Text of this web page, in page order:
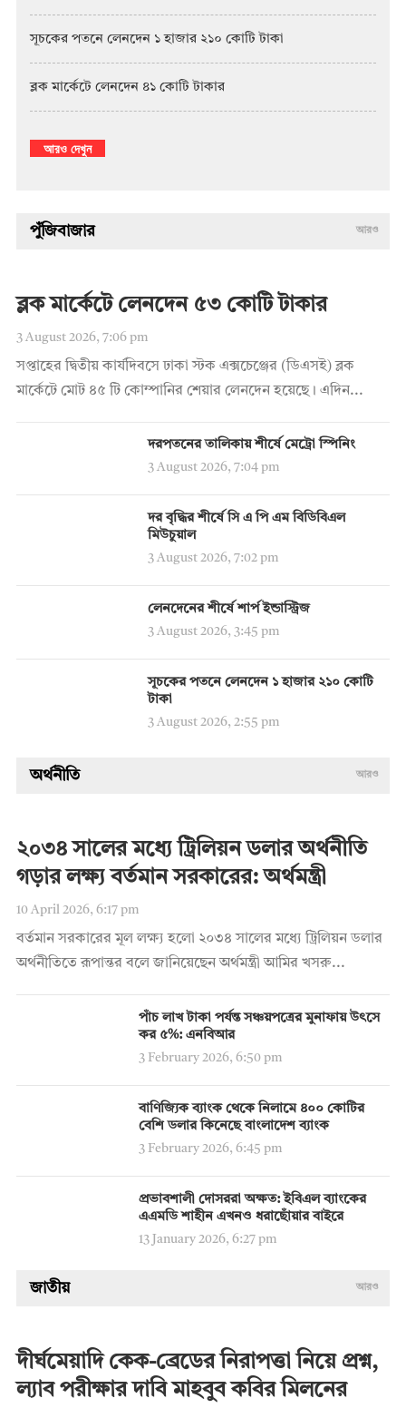
সূচকের পতনে লেনদেন ১ হাজার ২১০ কোটি টাকা
ব্লক মার্কেটে লেনদেন ৪১ কোটি টাকার
আরও দেখুন
পুঁজিবাজার আরও
ব্লক মার্কেটে লেনদেন ৫৩ কোটি টাকার
3 August 2026, 7:06 pm
সপ্তাহের দ্বিতীয় কার্যদিবসে ঢাকা স্টক এক্সচেঞ্জের (ডিএসই) ব্লক
মার্কেটে মোট ৪৫ টি কোম্পানির শেয়ার লেনদেন হয়েছে। এদিন...
দরপতনের তালিকায় শীর্ষে মেট্রো স্পিনিং
3 August 2026, 7:04 pm
দর বৃদ্ধির শীর্ষে সি এ পি এম বিডিবিএল
মিউচুয়াল
3 August 2026, 7:02 pm
লেনদেনের শীর্ষে শার্প ইন্ডাস্ট্রিজ
3 August 2026, 3:45 pm
সূচকের পতনে লেনদেন ১ হাজার ২১০ কোটি
টাকা
3 August 2026, 2:55 pm
অর্থনীতি আরও
২০৩৪ সালের মধ্যে ট্রিলিয়ন ডলার অর্থনীতি
গড়ার লক্ষ্য বর্তমান সরকারের: অর্থমন্ত্রী
10 April 2026, 6:17 pm
বর্তমান সরকারের মূল লক্ষ্য হলো ২০৩৪ সালের মধ্যে ট্রিলিয়ন ডলার
অর্থনীতিতে রূপান্তর বলে জানিয়েছেন অর্থমন্ত্রী আমির খসরু...
পাঁচ লাখ টাকা পর্যন্ত সঞ্চয়পত্রের মুনাফায় উৎসে
কর ৫%: এনবিআর
3 February 2026, 6:50 pm
বাণিজ্যিক ব্যাংক থেকে নিলামে ৪০০ কোটির
বেশি ডলার কিনেছে বাংলাদেশ ব্যাংক
3 February 2026, 6:45 pm
প্রভাবশালী দোসররা অক্ষত: ইবিএল ব্যাংকের
এএমডি শাহীন এখনও ধরাছোঁয়ার বাইরে
13 January 2026, 6:27 pm
জাতীয় আরও
দীর্ঘমেয়াদি কেক-ব্রেডের নিরাপত্তা নিয়ে প্রশ্ন,
ল্যাব পরীক্ষার দাবি মাহবুব কবির মিলনের